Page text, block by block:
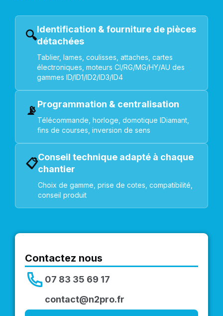
🔍Identification & fourniture de pièces
détachées
Tablier, lames, coulisses, attaches, cartes
électroniques, moteurs CI/RG/MG/HY/AU des
gammes ID/ID1/ID2/ID3/ID4
📡Programmation & centralisation
Télécommande, horloge, domotique IDiamant,
fins de courses, inversion de sens
📋Conseil technique adapté à chaque
chantier
Choix de gamme, prise de cotes, compatibilité,
conseil produit
Contactez nous
07 83 35 69 17
contact@n2pro.fr